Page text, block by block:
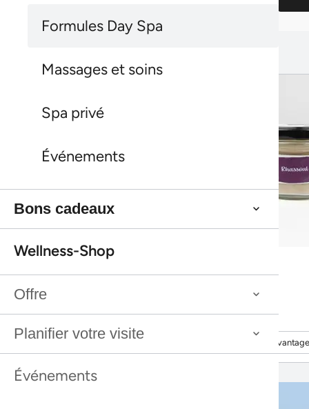
Gommage douche à l’argousier Farfalla
Découvrir davantage
Meilleure vente
Rhassoul
Découvrir
Formules Day Spa
Massages et soins
Spa privé
Événements
Bons cadeaux
Wellness-Shop
Offre
Planifier votre visite
Événements